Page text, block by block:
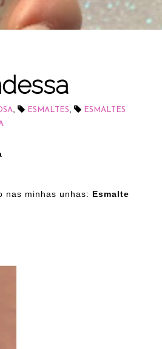
ESMALTES
ESMALTES
nas minhas unhas: Esmalte